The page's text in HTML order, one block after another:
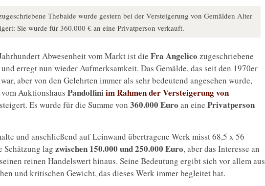
Thebaide wurde gestern bei der Versteigerung von Gemälden Alter
Sie wurde für 360.000 € an eine Privatperson verkauft.
Abwesenheit vom Markt ist die Fra Angelico zugeschriebene
erregt nun wieder Aufmerksamkeit. Das Gemälde, das seit den 1970er
aber von den Gelehrten immer als sehr bedeutend angesehen wurde,
vom Auktionshaus Pandolfiniim Rahmen der Versteigerung von
Es wurde für die Summe von 360.000 Euro an eine Privatperson
und anschließend auf Leinwand übertragene Werk misst 68,5 x 56
Schätzung lag zwischen 150.000 und 250.000 Euro, aber das Interesse an
reinen Handelswert hinaus. Seine Bedeutung ergibt sich vor allem aus
und kritischen Gewicht, das dieses Werk immer begleitet hat.